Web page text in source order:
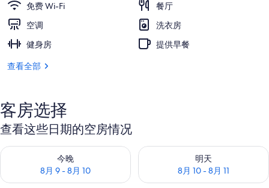
住宿入口
免费 Wi-Fi
餐厅
空调
洗衣房
健身房
提供早餐
查看全部
客房选择
查看这些日期的空房情况
今晚
8月 9 - 8月 10
查看今晚的空房情况：8月 9 - 8月 10
明天
8月 10 - 8月 11
查看明天的空房情况：8月 10 -